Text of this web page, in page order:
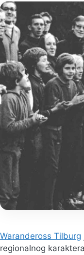
Warandeross Tilburg
regionalnog